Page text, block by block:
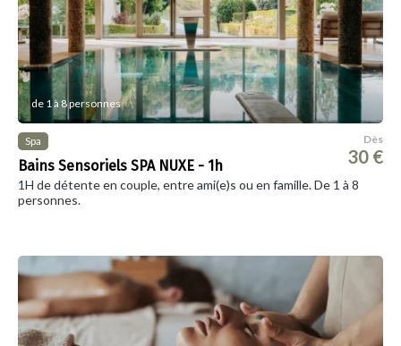
de 1 à 8 personnes
Spa
Bains Sensoriels SPA NUXE - 1h
Dès
30 €
1H de détente en couple, entre ami(e)s ou en famille. De 1 à 8
personnes.